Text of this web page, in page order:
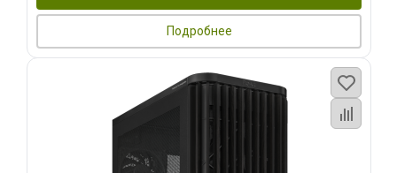
Подробнее